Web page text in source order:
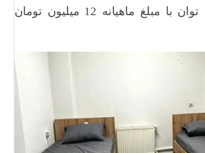
هشت نفره را می توان با مبلغ ماهیانه 12 میلیون تومان